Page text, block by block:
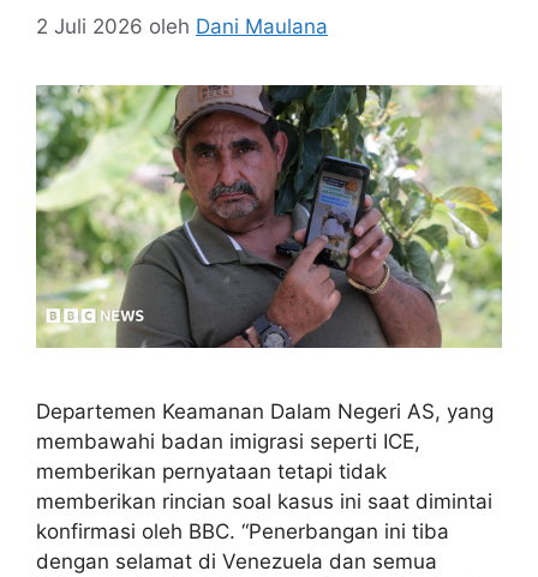
2 Juli 2026 oleh Dani Maulana
Departemen Keamanan Dalam Negeri AS, yang
membawahi badan imigrasi seperti ICE,
memberikan pernyataan tetapi tidak
memberikan rincian soal kasus ini saat dimintai
konfirmasi oleh BBC. “Penerbangan ini tiba
dengan selamat di Venezuela dan semua